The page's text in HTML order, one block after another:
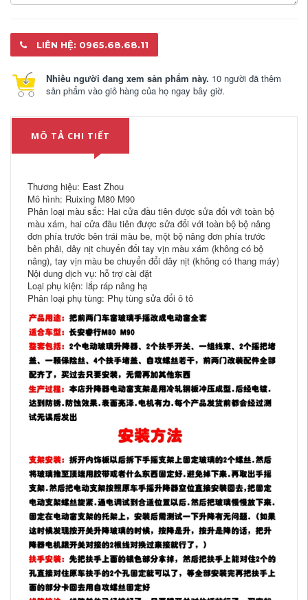
LIÊN HỆ: 0965.68.68.11
Nhiều người đang xem sản phẩm này. 10 người đã thêm
sản phẩm vào giỏ hàng của họ ngay bây giờ.
MÔ TẢ CHI TIẾT
Thương hiệu: East Zhou
Mô hình: Ruixing M80 M90
Phân loại màu sắc: Hai cửa đầu tiên được sửa đổi với toàn bộ
màu xám, hai cửa đầu tiên được sửa đổi với toàn bộ bộ nâng
đơn phía trước bên trái màu be, một bộ nâng đơn phía trước
bên phải, dây nịt chuyển đổi tay vịn màu xám (không có bộ
nâng), tay vịn màu be chuyển đổi dây nịt (không có thang máy)
Nội dung dịch vụ: hỗ trợ cài đặt
Loại phụ kiện: lắp ráp nâng hạ
Phân loại phụ tùng: Phụ tùng sửa đổi ô tô